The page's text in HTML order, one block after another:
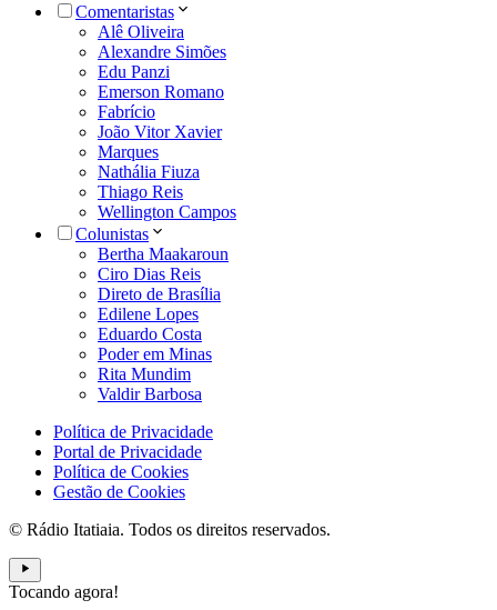
Comentaristas
Alê Oliveira
Alexandre Simões
Edu Panzi
Emerson Romano
Fabrício
João Vitor Xavier
Marques
Nathália Fiuza
Thiago Reis
Wellington Campos
Colunistas
Bertha Maakaroun
Ciro Dias Reis
Direto de Brasília
Edilene Lopes
Eduardo Costa
Poder em Minas
Rita Mundim
Valdir Barbosa
Política de Privacidade
Portal de Privacidade
Política de Cookies
Gestão de Cookies
© Rádio Itatiaia. Todos os direitos reservados.
Tocando agora!